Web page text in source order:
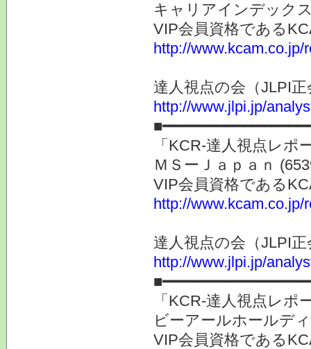
キャリアインデック
VIP会員資格である
http://www.kcam.co.jp/
達人視点の会（JLPI
http://www.jlpi.jp/
「KCR-達人視点レ
ＭＳーＪａｐａｎ
VIP会員資格である
http://www.kcam.co.jp/
達人視点の会（JLPI
http://www.jlpi.jp/
「KCR-達人視点レ
ビーアールホールデ
VIP会員資格である